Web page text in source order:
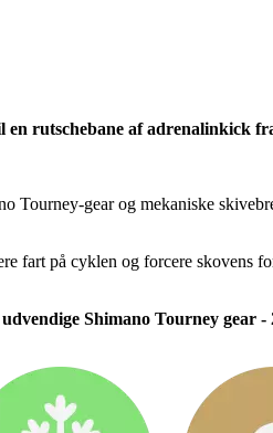
rutschebane af adrenalinkick
Tourney-gear og mekaniske
fart på cyklen og forcere skovens
Shimano Tourney gear -